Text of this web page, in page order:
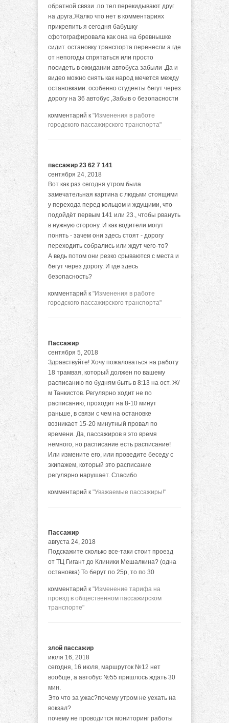
обратной связи .по тел перекидывают друг
на друга.Жалко что нет в комментариях
прикрепить я сегодня бабушку
сфотографировала как она на бревнышке
сидит. остановку транспорта перенесли а где
от непогоды спрятаться или просто
посидеть в ожидании автобуса забыли .Да и
видео можно снять как народ мечется между
остановками. особенно студенты бегут через
дорогу на 36 автобус ,Забыв о безопасности
комментарий к "Изменения в работе
городского пассажирского транспорта"
пассажир 23 62 7 141
сентября 24, 2018
Вот как раз сегодня утром была
замечательная картина с людьми стоящими
у перехода перед кольцом и ждущими, что
подойдёт первым 141 или 23., чтобы рвануть
в нужную сторону. И как водители могут
понять - зачем они здесь стоят - дорогу
переходить собрались или ждут чего-то?
А ведь потом они резко срываются с места и
бегут через дорогу. И где здесь
безопасность?
комментарий к "Изменения в работе
городского пассажирского транспорта"
Пассажир
сентября 5, 2018
Здравствуйте! Хочу пожаловаться на работу
18 трамвая, который должен по вашему
расписанию по будням быть в 8:13 на ост. Ж/
м Танкистов. Регулярно ходит не по
расписанию, проходит на 8-10 минут
раньше, в связи с чем на остановке
возникает 15-20 минутный провал по
времени. Да, пассажиров в это время
немного, но расписание есть расписание!
Или измените его, или проведите беседу с
экипажем, который это расписание
регулярно нарушает. Спасибо
комментарий к "Уважаемые пассажиры!"
Пассажир
августа 24, 2018
Подскажите сколько все-таки стоит проезд
от ТЦ Гигант до Клиники Мешалкина? (одна
остановка) То берут по 25р, то по 30
комментарий к "Изменение тарифа на
проезд в общественном пассажирском
транспорте"
злой пассажир
июля 16, 2018
сегодня, 16 июля, маршруток №12 нет
вообще, а автобус №55 пришлось ждать 30
мин.
Это что за ужас?почему утром не уехать на
вокзал?
почему не проводится мониторинг работы